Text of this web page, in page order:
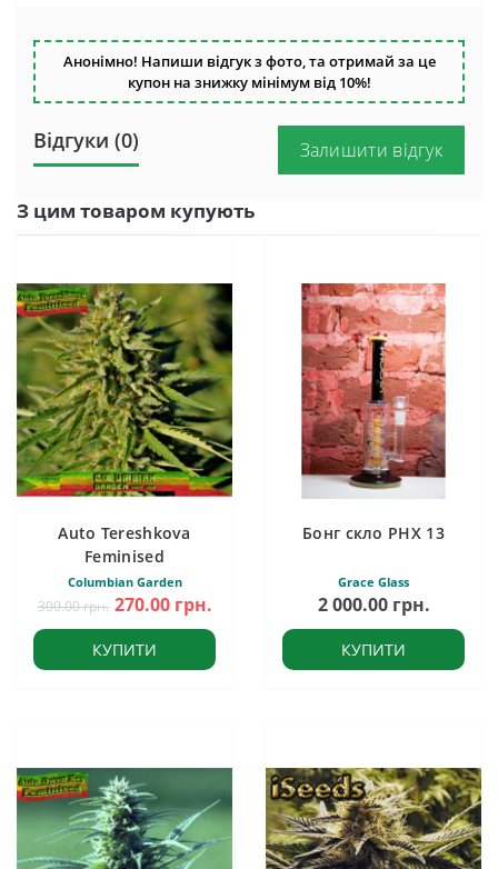
Анонімно! Напиши відгук з фото, та отримай за це
купон на знижку мінімум від 10%!
Відгуки (0) Залишити відгук
З цим товаром купують
Auto Tereshkova
Feminised
Columbian Garden
300.00 грн. 270.00 грн.
КУПИТИ
Бонг скло PHX 13
Grace Glass
2 000.00 грн.
КУПИТИ